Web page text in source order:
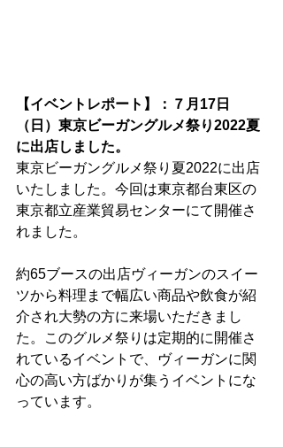
【イベントレポート】：７月17日
（日）東京ビーガングルメ祭り2022夏
に出店しました。
東京ビーガングルメ祭り夏2022に出店
いたしました。今回は東京都台東区の
東京都立産業貿易センターにて開催さ
れました。
約65ブースの出店ヴィーガンのスイー
ツから料理まで幅広い商品や飲食が紹
介され大勢の方に来場いただきまし
た。このグルメ祭りは定期的に開催さ
れているイベントで、ヴィーガンに関
心の高い方ばかりが集うイベントにな
っています。